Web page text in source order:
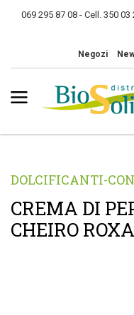
069 295 87 08 - Cell. 350 03
Negozi
DOLCIFICANTI-
CREMA DI
CHEIRO